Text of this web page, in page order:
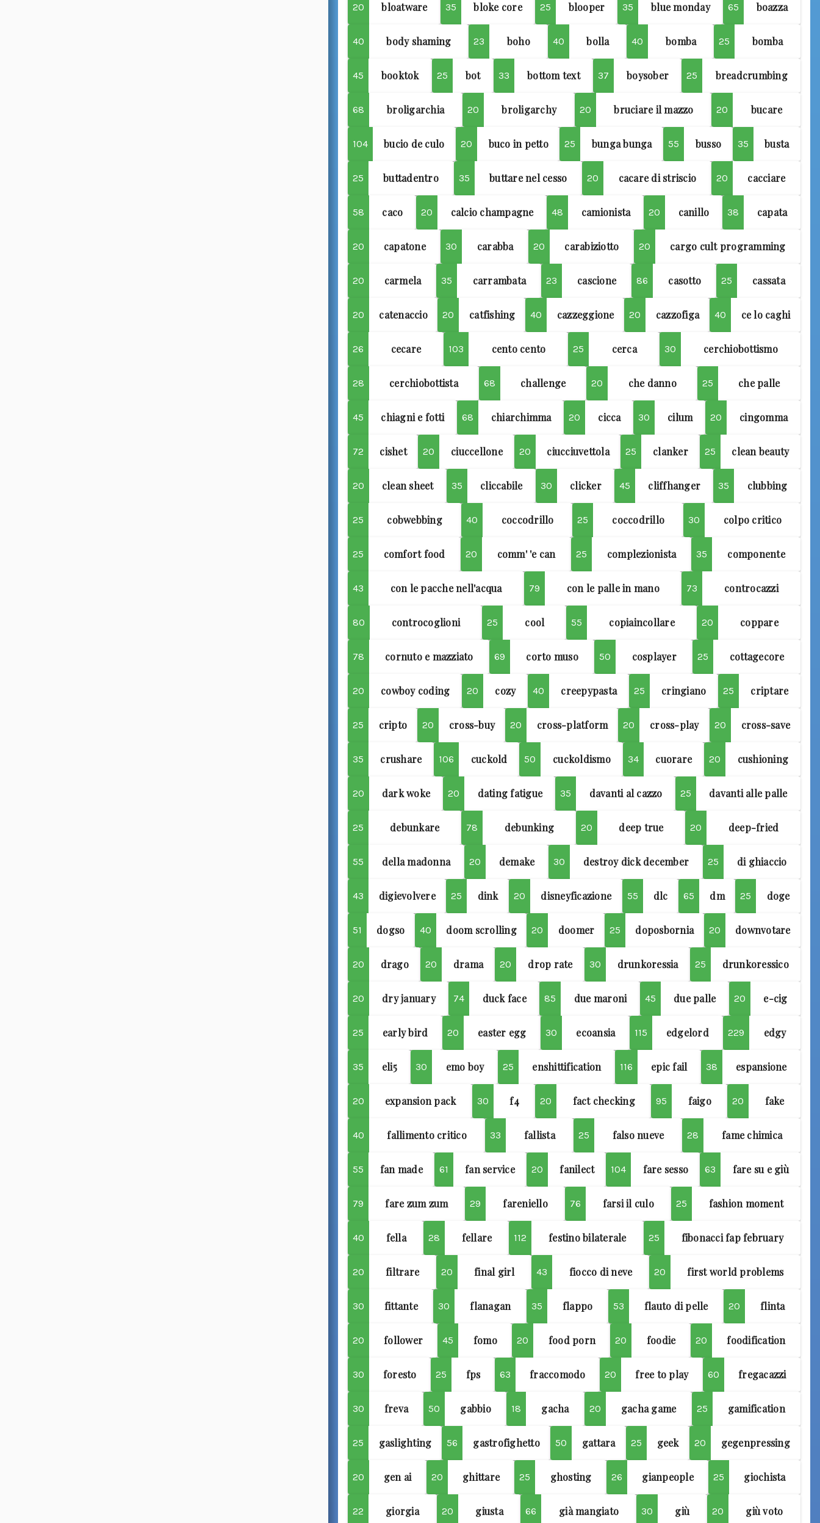
20 bloatware 35 bloke core 25 blooper 35 blue monday 65 boazza
40 body shaming 23 boho 40 bolla 40 bomba 25 bomba
45 booktok 25 bot 33 bottom text 37 boysober 25 breadcrumbing
68 broligarchia 20 broligarchy 20 bruciare il mazzo 20 bucare
104 bucio de culo 20 buco in petto 25 bunga bunga 55 busso 35 busta
25 buttadentro 35 buttare nel cesso 20 cacare di striscio 20 cacciare
58 caco 20 calcio champagne 48 camionista 20 canillo 38 capata
20 capatone 30 carabba 20 carabiziotto 20 cargo cult programming
20 carmela 35 carrambata 23 cascione 86 casotto 25 cassata
20 catenaccio 20 catfishing 40 cazzeggione 20 cazzofiga 40 ce lo caghi
26 cecare 103 cento cento 25 cerca 30 cerchiobottismo
28 cerchiobottista 68 challenge 20 che danno 25 che palle
45 chiagni e fotti 68 chiarchimma 20 cicca 30 cilum 20 cingomma
72 cishet 20 ciuccellone 20 ciucciuvettola 25 clanker 25 clean beauty
20 clean sheet 35 cliccabile 30 clicker 45 cliffhanger 35 clubbing
25 cobwebbing 40 coccodrillo 25 coccodrillo 30 colpo critico
25 comfort food 20 comm' 'e can 25 complezionista 35 componente
43 con le pacche nell'acqua 79 con le palle in mano 73 controcazzi
80 controcoglioni 25 cool 55 copiaincollare 20 coppare
78 cornuto e mazziato 69 corto muso 50 cosplayer 25 cottagecore
20 cowboy coding 20 cozy 40 creepypasta 25 cringiano 25 criptare
25 cripto 20 cross-buy 20 cross-platform 20 cross-play 20 cross-save
35 crushare 106 cuckold 50 cuckoldismo 34 cuorare 20 cushioning
20 dark woke 20 dating fatigue 35 davanti al cazzo 25 davanti alle palle
25 debunkare 78 debunking 20 deep true 20 deep-fried
55 della madonna 20 demake 30 destroy dick december 25 di ghiaccio
43 digievolvere 25 dink 20 disneyficazione 55 dlc 65 dm 25 doge
51 dogso 40 doom scrolling 20 doomer 25 doposbornia 20 downvotare
20 drago 20 drama 20 drop rate 30 drunkoressia 25 drunkoressico
20 dry january 74 duck face 85 due maroni 45 due palle 20 e-cig
25 early bird 20 easter egg 30 ecoansia 115 edgelord 229 edgy
35 eli5 30 emo boy 25 enshittification 116 epic fail 38 espansione
20 expansion pack 30 f4 20 fact checking 95 faigo 20 fake
40 fallimento critico 33 fallista 25 falso nueve 28 fame chimica
55 fan made 61 fan service 20 fanilect 104 fare sesso 63 fare su e giù
79 fare zum zum 29 fareniello 76 farsi il culo 25 fashion moment
40 fella 28 fellare 112 festino bilaterale 25 fibonacci fap february
20 filtrare 20 final girl 43 fiocco di neve 20 first world problems
30 fittante 30 flanagan 35 flappo 53 flauto di pelle 20 flinta
20 follower 45 fomo 20 food porn 20 foodie 20 foodification
30 foresto 25 fps 63 fraccomodo 20 free to play 60 fregacazzi
30 freva 50 gabbio 18 gacha 20 gacha game 25 gamification
25 gaslighting 56 gastrofighetto 50 gattara 25 geek 20 gegenpressing
20 gen ai 20 ghittare 25 ghosting 26 gianpeople 25 giochista
22 giorgia 20 giusta 66 già mangiato 30 giù 20 giù voto